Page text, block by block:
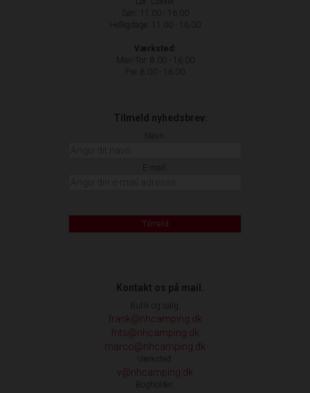
Søn: 11.00 - 16.00
Helligdage: 11.00 - 16.00
Værksted:
Man-Tor: 8.00 - 16.00
Fre: 8.00 - 16.00
Tilmeld nyhedsbrev:
Navn:
E-mail:
Tilmeld
Kontakt os på mail.
Butik og salg:
frank@nhcamping.dk
frits@nhcamping.dk
marco@nhcamping.dk
Værksted:
v@nhcamping.dk
Bogholder: